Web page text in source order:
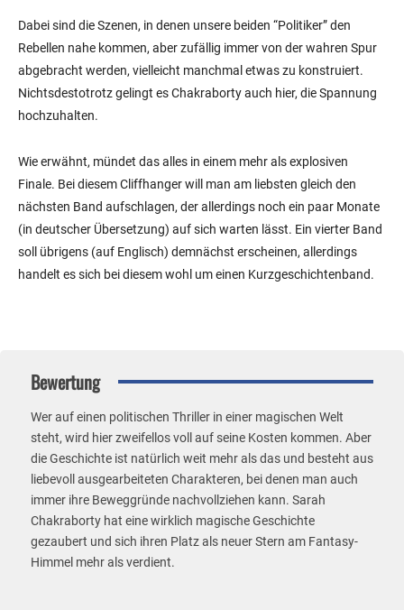
Dabei sind die Szenen, in denen unsere beiden “Politiker” den
Rebellen nahe kommen, aber zufällig immer von der wahren Spur
abgebracht werden, vielleicht manchmal etwas zu konstruiert.
Nichtsdestotrotz gelingt es Chakraborty auch hier, die Spannung
hochzuhalten.
Wie erwähnt, mündet das alles in einem mehr als explosiven
Finale. Bei diesem Cliffhanger will man am liebsten gleich den
nächsten Band aufschlagen, der allerdings noch ein paar Monate
(in deutscher Übersetzung) auf sich warten lässt. Ein vierter Band
soll übrigens (auf Englisch) demnächst erscheinen, allerdings
handelt es sich bei diesem wohl um einen Kurzgeschichtenband.
Bewertung
Wer auf einen politischen Thriller in einer magischen Welt
steht, wird hier zweifellos voll auf seine Kosten kommen. Aber
die Geschichte ist natürlich weit mehr als das und besteht aus
liebevoll ausgearbeiteten Charakteren, bei denen man auch
immer ihre Beweggründe nachvollziehen kann. Sarah
Chakraborty hat eine wirklich magische Geschichte
gezaubert und sich ihren Platz als neuer Stern am Fantasy-
Himmel mehr als verdient.